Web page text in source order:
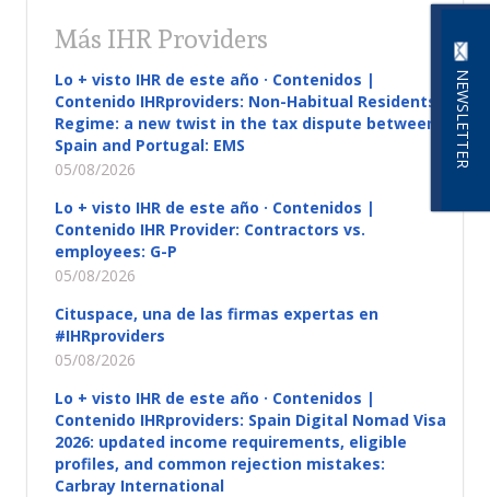
NEWSLETTER
Más IHR Providers
Lo + visto IHR de este año · Contenidos |
Contenido IHRproviders: Non-Habitual Residents
Regime: a new twist in the tax dispute between
Spain and Portugal: EMS
05/08/2026
Lo + visto IHR de este año · Contenidos |
Contenido IHR Provider: Contractors vs.
employees: G-P
05/08/2026
Cituspace, una de las firmas expertas en
#IHRproviders
05/08/2026
Lo + visto IHR de este año · Contenidos |
Contenido IHRproviders: Spain Digital Nomad Visa
2026: updated income requirements, eligible
profiles, and common rejection mistakes:
Carbray International